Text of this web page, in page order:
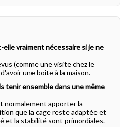
vraiment nécessaire si je ne
(comme une visite chez le
une boîte à la maison.
tenir ensemble dans une même
normalement apporter la
que la cage reste adaptée et
et la stabilité sont primordiales.